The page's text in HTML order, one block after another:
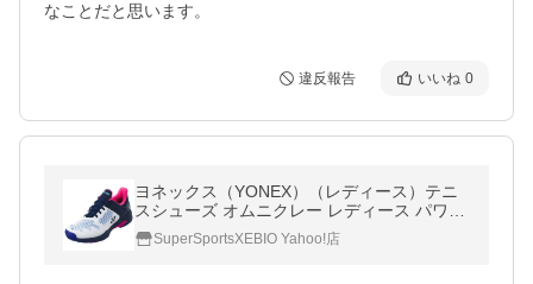
なことだと思います。
違反報告 いいね 0
ヨネックス（YONEX）（レディース）テニ
スシューズ オムニクレー レディース パワー
クッションソニケージ2ウィメンGC SHTS2L
GC 100 OC
SuperSportsXEBIO Yahoo!店